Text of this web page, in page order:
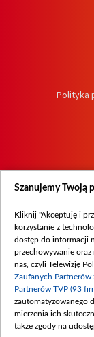
Polityka
Szanujemy Twoją
Kliknij "Akceptuję i
korzystanie z
dostęp do informacji
przechowywanie
nas, czyli Telewizję
Zaufanych Partnerów
Partnerów TVP (93
zautomatyzowanego
mierzenia ich
także zgody na